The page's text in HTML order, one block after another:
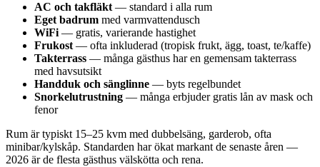
AC och takfläkt — standard i alla rum
Eget badrum med varmvattendusch
WiFi — gratis, varierande hastighet
Frukost — ofta inkluderad (tropisk frukt, ägg, toast, te/kaffe)
Takterrass — många gästhus har en gemensam takterrass
med havsutsikt
Handduk och sänglinne — byts regelbundet
Snorkelutrustning — många erbjuder gratis lån av mask och
fenor
Rum är typiskt 15–25 kvm med dubbelsäng, garderob, ofta
minibar/kylskåp. Standarden har ökat markant de senaste åren —
2026 är de flesta gästhus välskötta och rena.